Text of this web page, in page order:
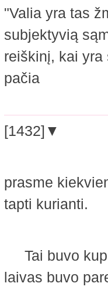
"Valia yra tas
subjektyvią
reiškinį, kai yra
pačia
[1432]▼
prasme
tapti kurianti.
Tai buvo
laivas buvo